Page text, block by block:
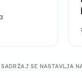
SADRŽAJ SE NASTAVLJA